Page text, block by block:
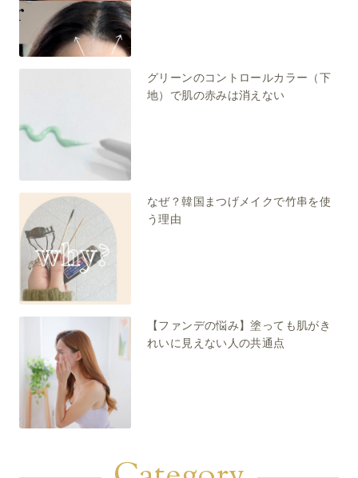
グリーンのコントロールカラー（下
地）で肌の赤みは消えない
なぜ？韓国まつげメイクで竹串を使
う理由
【ファンデの悩み】塗っても肌がき
れいに見えない人の共通点